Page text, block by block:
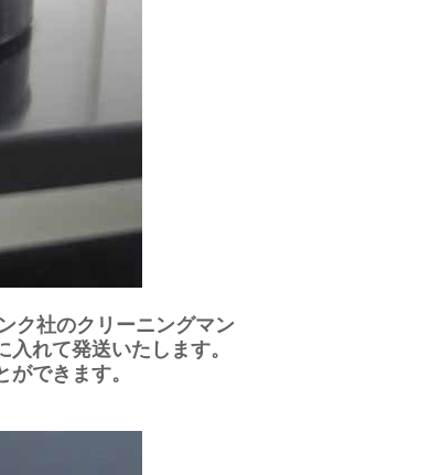
ク社のクリーニングマン
れて発送いたします。
できます。